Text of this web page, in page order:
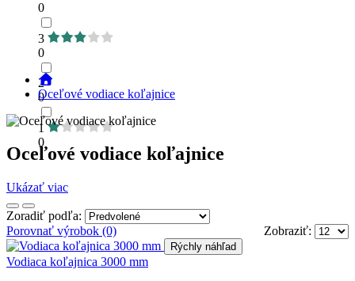
0
3
0
2
0
1
0
Oceľové vodiace koľajnice
Oceľové vodiace koľajnice
Ukázať viac
Zoradiť podľa:
Zobraziť:
Porovnať výrobok (0)
Rýchly náhľad
Vodiaca koľajnica 3000 mm